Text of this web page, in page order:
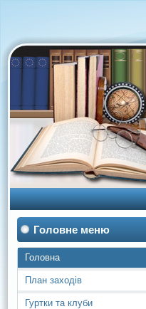
Головне меню
Головна
План заходів
Гуртки та клуби